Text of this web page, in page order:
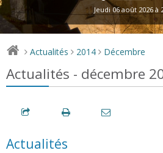
Jeudi 06 août 2026 à
> Actualités > 2014 > Décembre
Actualités - décembre
Actualités